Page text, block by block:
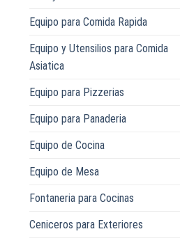
Equipo para Comida Rapida
Equipo y Utensilios para Comida
Asiatica
Equipo para Pizzerias
Equipo para Panaderia
Equipo de Cocina
Equipo de Mesa
Fontaneria para Cocinas
Ceniceros para Exteriores